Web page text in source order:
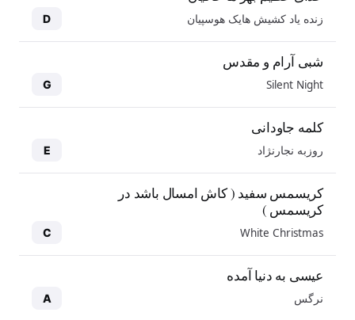
زنده یاد کشیش هایک هوسپیان D
شبی آرام و مقدس
Silent Night
G
کلمه جاودانی
روزبه نجارنژاد E
کریسمس سفید ( کاش امسال باشد در
کریسمس )
White Christmas
C
عیسی به دنیا آمده
نرگس A